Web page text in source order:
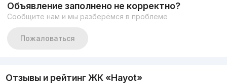
Объявление заполнено не корректно?
Сообщите нам и мы разберёмся в проблеме
Пожаловаться
Отзывы и рейтинг ЖК «Hayot»